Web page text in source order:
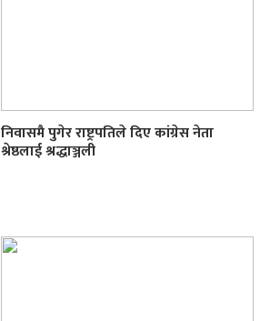
निवासमै पुगेर राष्ट्रपतिले दिए कांग्रेस नेता
श्रेष्ठलाई श्रद्धाञ्जली